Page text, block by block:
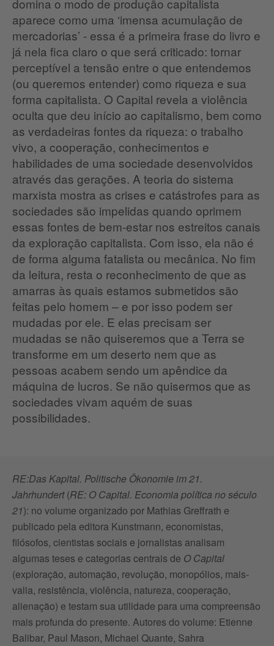
domina o modo de produção capitalista
aparece como uma ‘imensa acumulação de
mercadorias’ - essa é a primeira frase do livro e
já nela fica claro o que será criticado: tornar
perceptível a tensão entre o que entendemos
(ou queremos entender) como riqueza e sua
forma capitalista. O Capital revela a violência
oculta que deu início ao capitalismo, bem como
as verdadeiras fontes da riqueza: o trabalho
vivo, a cooperação, conhecimentos e
habilidades de uma sociedade desenvolvidos
através das gerações. A teoria do sistema
marxista mostra as crises e catástrofes para as
sociedades são impelidas quando oprimem
essas fontes de bem-estar nos estreitos canais
da exploração capitalista. Com isso, ela não é
de forma alguma fatalista ou mecânica. No fim
da leitura, resta o reconhecimento de que as
amarras às quais estamos submetidos são
feitas pelo homem – e por isso podem ser
mudadas por ele. E elas precisam ser
mudadas se não quiseremos que a Terra se
transforme em um deserto nem que as
pessoas acabem sendo um apêndice da
máquina de lucros. Se não quisermos que as
sociedades vivam aquém de suas
possibilidades.
RE:Das Kapital. Politische Ökonomie im 21.
Jahrhundert(RE: O Capital. Economia política no século
21): no volume organizado por Mathias Greffrath e
publicado pela editora Kunstmann, economistas,
filósofos, cientistas sociais e jornalistas analisam
algumas teses e categorias centrais de O Capital
(exploração, automação, revolução, monopólios, mais-
valia, resistência, violência, natureza, cooperação,
alienação) e testam sua utilidade para uma compreensão
mais profunda do presente. Autores do volume: Etienne
Balibar, Paul Mason, Michael Quante, Sahra